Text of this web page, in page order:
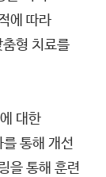
에 따라
형 치료를
대한
통해 개선
을 통해 훈련